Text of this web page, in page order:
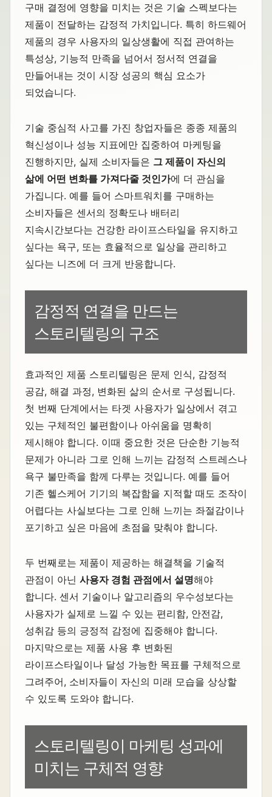
구매 결정에 영향을 미치는 것은 기술 스펙보다는
제품이 전달하는 감정적 가치입니다. 특히 하드웨어
제품의 경우 사용자의 일상생활에 직접 관여하는
특성상, 기능적 만족을 넘어서 정서적 연결을
만들어내는 것이 시장 성공의 핵심 요소가
되었습니다.
기술 중심적 사고를 가진 창업자들은 종종 제품의
혁신성이나 성능 지표에만 집중하여 마케팅을
진행하지만, 실제 소비자들은 그 제품이 자신의
삶에 어떤 변화를 가져다줄 것인가에 더 관심을
가집니다. 예를 들어 스마트워치를 구매하는
소비자들은 센서의 정확도나 배터리
지속시간보다는 건강한 라이프스타일을 유지하고
싶다는 욕구, 또는 효율적으로 일상을 관리하고
싶다는 니즈에 더 크게 반응합니다.
감정적 연결을 만드는
스토리텔링의 구조
효과적인 제품 스토리텔링은 문제 인식, 감정적
공감, 해결 과정, 변화된 삶의 순서로 구성됩니다.
첫 번째 단계에서는 타겟 사용자가 일상에서 겪고
있는 구체적인 불편함이나 아쉬움을 명확히
제시해야 합니다. 이때 중요한 것은 단순한 기능적
문제가 아니라 그로 인해 느끼는 감정적 스트레스나
욕구 불만족을 함께 다루는 것입니다. 예를 들어
기존 헬스케어 기기의 복잡함을 지적할 때도 조작이
어렵다는 사실보다는 그로 인해 느끼는 좌절감이나
포기하고 싶은 마음에 초점을 맞춰야 합니다.
두 번째로는 제품이 제공하는 해결책을 기술적
관점이 아닌 사용자 경험 관점에서 설명해야
합니다. 센서 기술이나 알고리즘의 우수성보다는
사용자가 실제로 느낄 수 있는 편리함, 안전감,
성취감 등의 긍정적 감정에 집중해야 합니다.
마지막으로는 제품 사용 후 변화된
라이프스타일이나 달성 가능한 목표를 구체적으로
그려주어, 소비자들이 자신의 미래 모습을 상상할
수 있도록 도와야 합니다.
스토리텔링이 마케팅 성과에
미치는 구체적 영향